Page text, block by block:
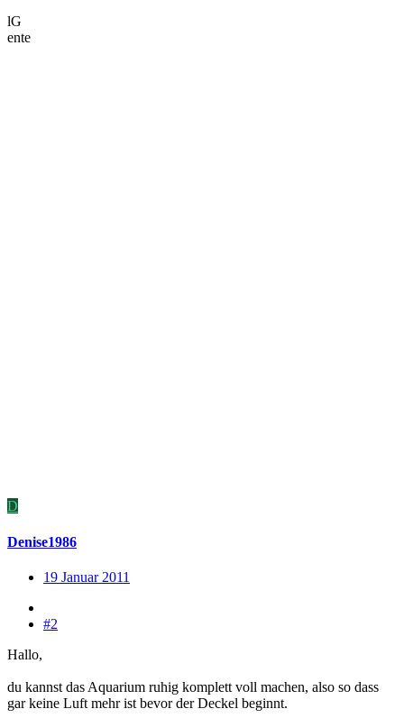
lG
ente
D
Denise1986
19 Januar 2011
#2
Hallo,
du kannst das Aquarium ruhig komplett voll machen, also so dass
gar keine Luft mehr ist bevor der Deckel beginnt.